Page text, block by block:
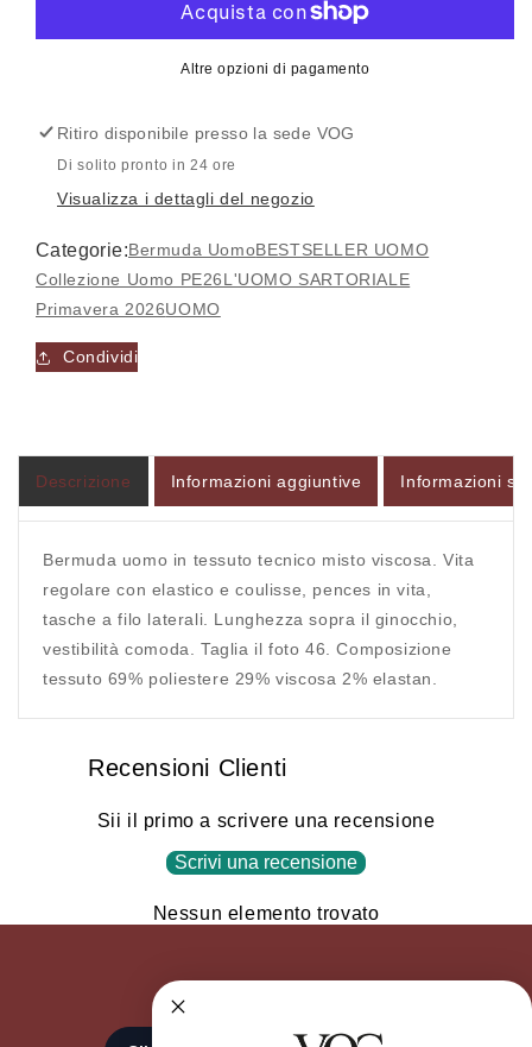
Bermuda
-
L&#39;UOMO
Bermuda
uomo
-
L&#39;UOMO
Altre opzioni di pagamento
Ritiro disponibile presso la sede VOG
Di solito pronto in 24 ore
Visualizza i dettagli del negozio
Categorie:Bermuda UomoBESTSELLER UOMO
Collezione Uomo PE26L'UOMO SARTORIALE
Primavera 2026UOMO
Condividi
Descrizione Informazioni aggiuntive Informazioni
Bermuda uomo in tessuto tecnico misto viscosa. Vita
regolare con elastico e coulisse, pences in vita,
tasche a filo laterali. Lunghezza sopra il ginocchio,
vestibilità comoda. Taglia il foto 46. Composizione
tessuto 69% poliestere 29% viscosa 2% elastan.
Recensioni Clienti
Sii il primo a scrivere una recensione
Scrivi una recensione
Nessun elemento trovato
Accesso richiesto
Accedi al tuo account per aggiungere prodotti alla
salvati in precedenza.